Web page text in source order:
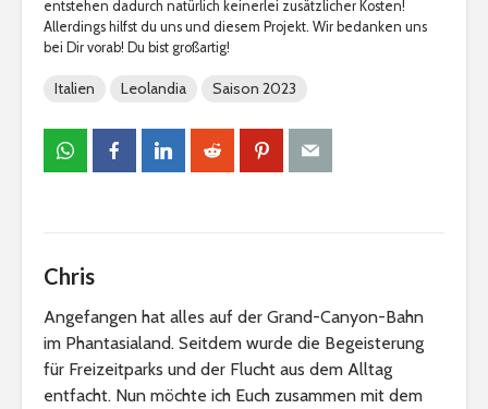
entstehen dadurch natürlich keinerlei zusätzlicher Kosten!
Allerdings hilfst du uns und diesem Projekt. Wir bedanken uns
bei Dir vorab! Du bist großartig!
Italien Leolandia Saison 2023
Chris
Angefangen hat alles auf der Grand-Canyon-Bahn
im Phantasialand. Seitdem wurde die Begeisterung
für Freizeitparks und der Flucht aus dem Alltag
entfacht. Nun möchte ich Euch zusammen mit dem